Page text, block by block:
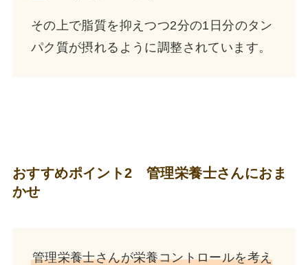
その上で脂質を抑えつつ2分の1日分のタン
パク質が摂れるように調整されています。
おすすめポイント2 管理栄養士さんにおま
かせ
管理栄養士さんが栄養コントロールを考え